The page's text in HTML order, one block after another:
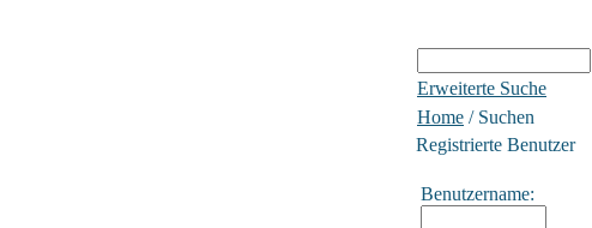
Erweiterte Suche
Home / Suchen
Registrierte Benutzer
Benutzername: